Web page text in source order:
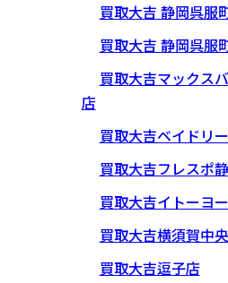
買取大吉 静岡呉服
買取大吉 静岡呉服
買取大吉マックス
店
買取大吉ベイドリ
買取大吉フレスポ
買取大吉イトーヨ
買取大吉横須賀中
買取大吉逗子店